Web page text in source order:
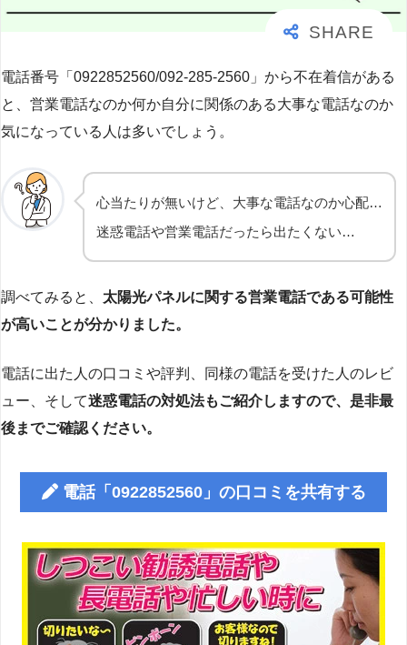
電話番号「0922852560/092-285-2560」から不在着信がある
と、営業電話なのか何か自分に関係のある大事な電話なのか
気になっている人は多いでしょう。
心当たりが無いけど、大事な電話なのか心配…
迷惑電話や営業電話だったら出たくない…
調べてみると、 太陽光パネルに関する営業電話である可能性
が高いことが分かりました。
電話に出た人の口コミや評判、同様の電話を受けた人のレビ
ュー、そして迷惑電話の対処法もご紹介しますので、是非最
後までご確認ください。
電話「0922852560」の口コミを共有する